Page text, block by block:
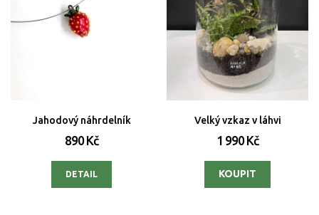
Jahodový náhrdelník
890 Kč
DETAIL
Velký vzkaz v láhvi
1 990 Kč